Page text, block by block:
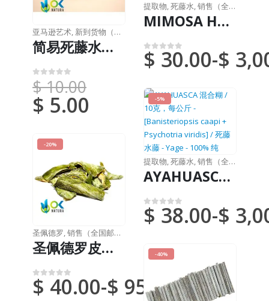
亚马逊艺术, 新到货物（DHL 或联邦快递）
简易死藤水手链 - 手工制作，采用 Ayahuasca Piece 和 Chambira，原创且独特的物品
0满分 5 分
$10.00
$ 5.00
提取物,死藤水,销售（全国邮件）
MIMOSA HOSTILIS 膏剂 / 10克装，1公斤装 - [Jurema Preta] - 100%纯天然根部
0满分 5 分
$ 30.00-$
-5%
提取物,死藤水,销售（全国邮件）
AYAHUASCA 混合糊 / 10克，每公斤 - [Banisteriopsis caapi + Psychotria viridis] / 死藤水藤 - Yage - 100% 纯
0满分 5 分
$ 38.00-$
-20%
圣佩德罗,销售（全国邮件）
圣佩德罗皮肤（SAN PEDRO）干皮 / 30 克，2 千克 / - (Trichocereus Pachanoi 仙人掌）Huachuma wachuma Echinopsis
0满分 5 分
$ 40.00-$ 950.00
-40%